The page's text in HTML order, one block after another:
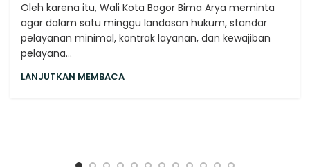
Oleh karena itu, Wali Kota Bogor Bima Arya meminta
agar dalam satu minggu landasan hukum, standar
pelayanan minimal, kontrak layanan, dan kewajiban
pelayana...
LANJUTKAN MEMBACA